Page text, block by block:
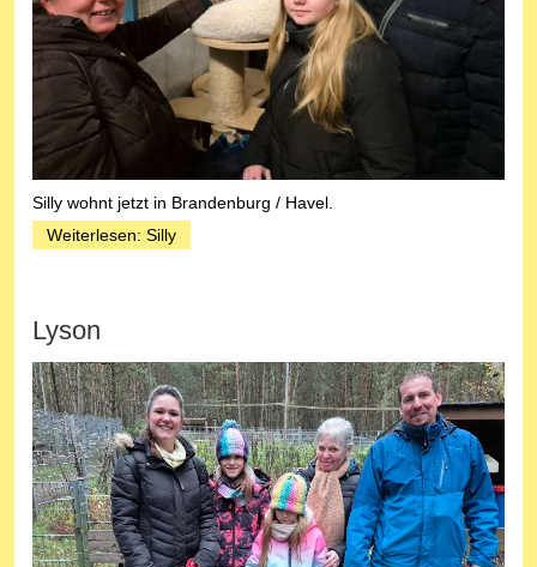
Silly wohnt jetzt in Brandenburg / Havel.
Weiterlesen: Silly
Lyson